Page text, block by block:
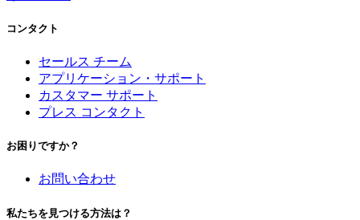
コンタクト
セールス チーム
アプリケーション・サポート
カスタマー サポート
プレス コンタクト
お困りですか？
お問い合わせ
私たちを見つける方法は？